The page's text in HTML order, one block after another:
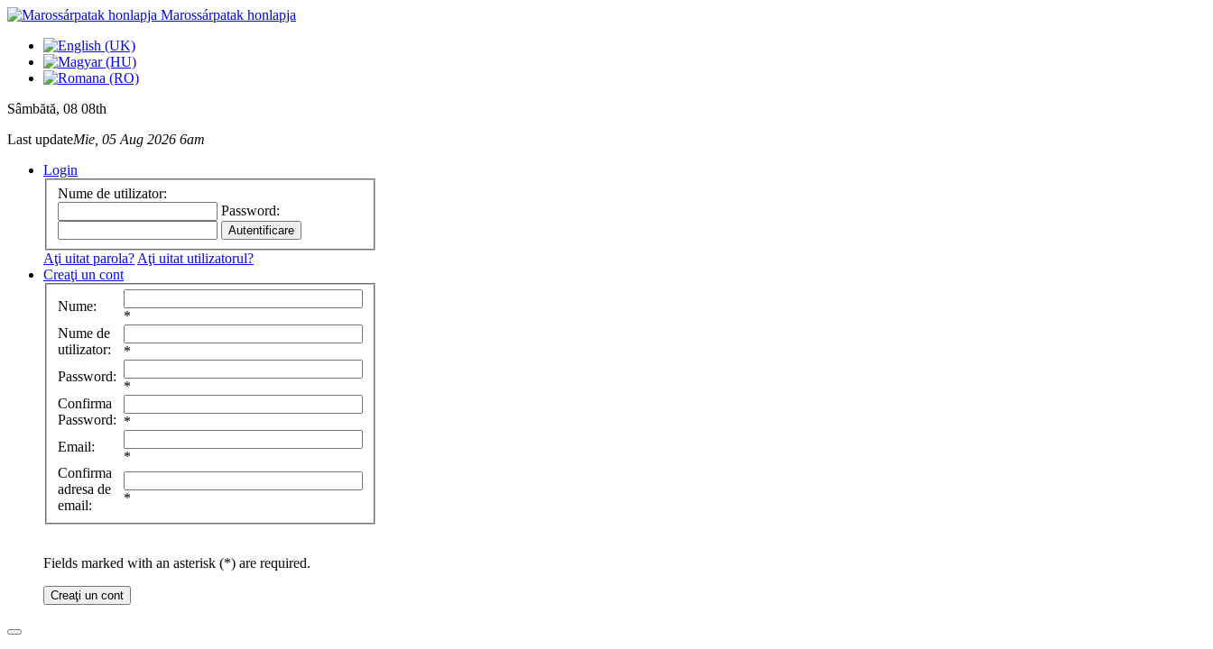
Marossárpatak honlapja
Sâmbătă, 08 08th
Last updateMie, 05 Aug 2026 6am
Login
Nume de utilizator:
Password:
Aţi uitat parola? Aţi uitat utilizatorul?
Creaţi un cont
Nume:
*
Nume de
utilizator:
*
Password:
*
Confirma
Password: *
Email:
*
Confirma
adresa de
email:
*
Fields marked with an asterisk (*) are required.
Creaţi un cont